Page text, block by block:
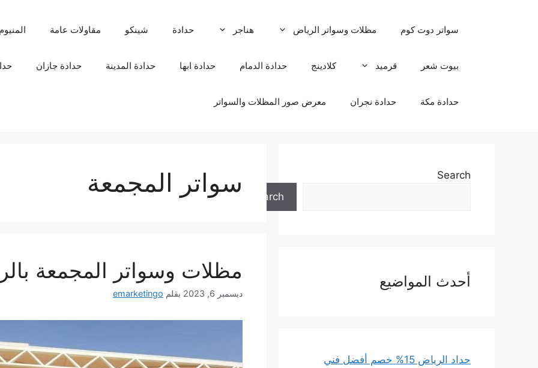
سواتر دوت كوم مظلات وسواتر الرياض هناجر حدادة شينكو مقاولات عامة
بيوت شعر قرميد كلادينج حدادة الدمام حدادة ابها حدادة المدينة حدادة جازان
حدادة مكة حدادة نجران معرض صور المظلات والسواتر
سواتر المجمعة
مظلات وسواتر المجمعة
ديسمبر 6, 2023 بقلم emarketingo
Search
Search
أحدث المواضيع
حداد الرياض 15% خصم أفضل فني